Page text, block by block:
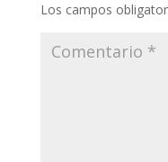
Los campos